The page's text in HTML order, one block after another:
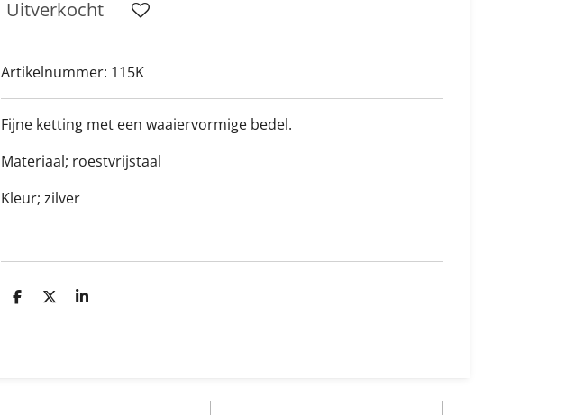
Uitverkocht
Artikelnummer: 115K
Fijne ketting met een waaiervormige bedel.
Materiaal; roestvrijstaal
Kleur; zilver
D
D
S